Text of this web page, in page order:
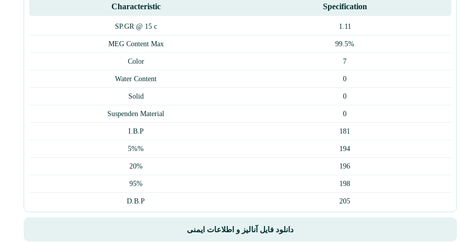
Characteristic Specification
SP.GR @ 15 c 1.11
MEG Content Max 99.5%
Color 7
Water Content 0
Solid 0
Suspenden Material 0
I.B.P 181
5%% 194
20% 196
95% 198
D.B.P 205
دانلود فایل آنالیز و اطلاعات ایمنی